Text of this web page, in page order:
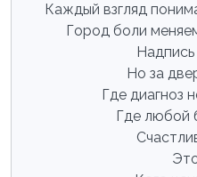
Каждый взгляд
Город боли
Но за
Где диагноз
Где любой